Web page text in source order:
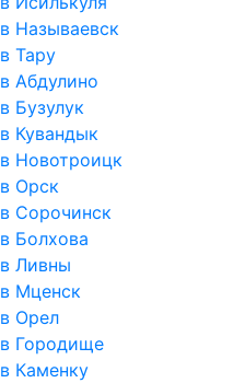
в Называевск
в Тару
в Абдулино
в Бузулук
в Кувандык
в Новотроицк
в Орск
в Сорочинск
в Болхова
в Ливны
в Мценск
в Орел
в Городище
в Каменку